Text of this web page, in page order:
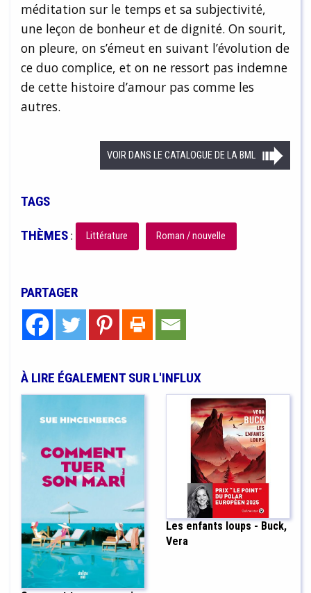
méditation sur le temps et sa subjectivité,
une leçon de bonheur et de dignité. On sourit,
on pleure, on s’émeut en suivant l’évolution de
ce duo complice, et on ne ressort pas indemne
de cette histoire d’amour pas comme les
autres.
VOIR DANS LE CATALOGUE DE LA BML
TAGS
THÈMES: Littérature Roman / nouvelle
PARTAGER
À LIRE ÉGALEMENT SUR L'INFLUX
Les enfants loups - Buck,
Vera